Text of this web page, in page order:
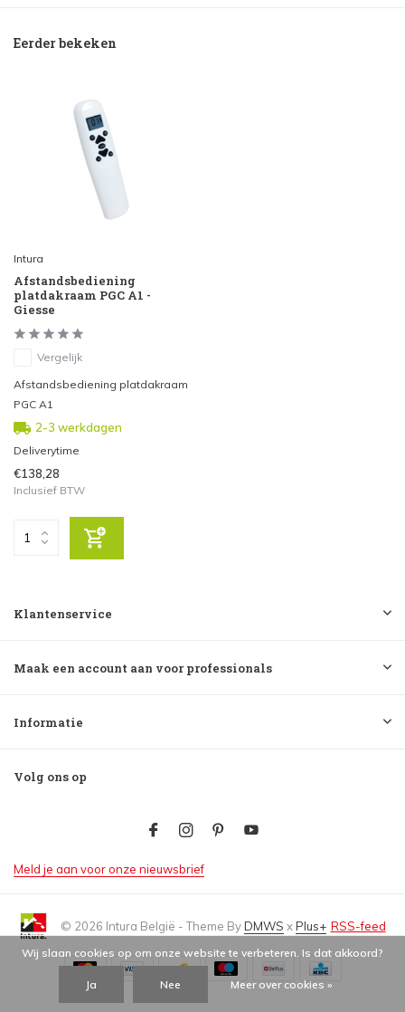
Eerder bekeken
Intura
Afstandsbediening
platdakraam PGC A1 -
Giesse
Vergelijk
Afstandsbediening platdakraam
PGC A1
2-3 werkdagen
Deliverytime
€138,28
Inclusief BTW
Klantenservice
Maak een account aan voor professionals
Informatie
Volg ons op
Meld je aan voor onze nieuwsbrief
© 2026 Intura België - Theme ByDMWS xPlus+ RSS-feed
Wij slaan cookies op om onze website te verbeteren. Is dat akkoord?
Ja Nee Meer over cookies »